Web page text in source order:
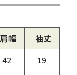
肩幅
袖丈
42
19